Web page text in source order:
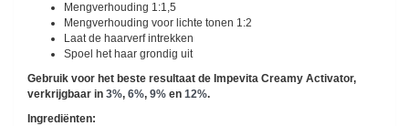
Mengverhouding 1:1,5
Mengverhouding voor lichte tonen 1:2
Laat de haarverf intrekken
Spoel het haar grondig uit
Gebruik voor het beste resultaat de Impevita Creamy Activator,
verkrijgbaar in 3%, 6%, 9% en 12%.
Ingrediënten: